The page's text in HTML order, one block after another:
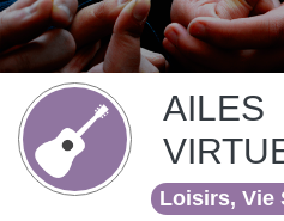
AILES
Loisirs, Vie